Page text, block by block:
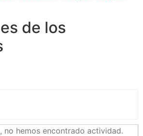
de los
no hemos encontrado actividad.